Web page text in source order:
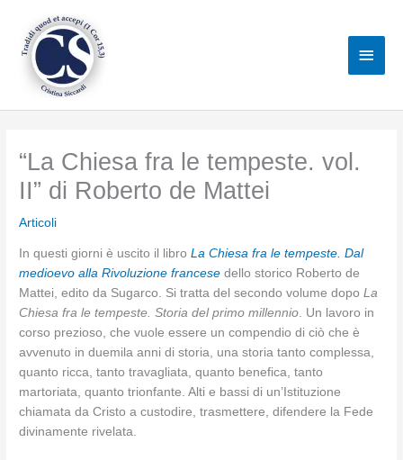
contenuto
“La Chiesa fra le tempeste. vol.
II” di Roberto de Mattei
Articoli
In questi giorni è uscito il libroLa Chiesa fra le tempeste. Dal
medioevo alla Rivoluzione francesedello storico Roberto de
Mattei, edito da Sugarco. Si tratta del secondo volume dopoLa
Chiesa fra le tempeste. Storia del primo millennio. Un lavoro in
corso prezioso, che vuole essere un compendio di ciò che è
avvenuto in duemila anni di storia, una storia tanto complessa,
quanto ricca, tanto travagliata, quanto benefica, tanto
martoriata, quanto trionfante. Alti e bassi di un’Istituzione
chiamata da Cristo a custodire, trasmettere, difendere la Fede
divinamente rivelata.